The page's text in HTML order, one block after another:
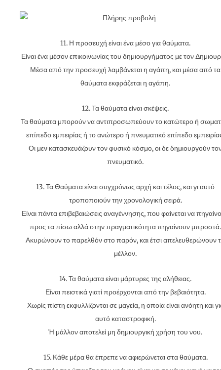
11. Η προσευχή είναι ένα μέσο για θαύματα.
Είναι ένα μέσον επικοινωνίας του δημιουργήματος με τον
Μέσα από την προσευχή λαμβάνεται η αγάπη, και μέσα από τα
θαύματα εκφράζεται η αγάπη.
12. Τα θαύματα είναι σκέψεις.
Τα θαύματα μπορούν να αντιπροσωπεύουν το κατώτερο ή
επίπεδο εμπειρίας ή το ανώτερο ή πνευματικό επίπεδο
Οι μεν κατασκευάζουν τον φυσικό κόσμο, οι δε δημιουργούν
πνευματικό.
13. Τα Θαύματα είναι συγχρόνως αρχή και τέλος, και γι αυτό
τροποποιούν την χρονολογική σειρά.
Είναι πάντα επιβεβαιώσεις αναγέννησης, που φαίνεται να
προς τα πίσω αλλά στην πραγματικότητα πηγαίνουν μπροστά.
Ακυρώνουν το παρελθόν στο παρόν, και έτσι απελευθερώνουν
μέλλον.
14. Τα θαύματα είναι μάρτυρες της αλήθειας.
Είναι πειστικά γιατί προέρχονται από την βεβαιότητα.
Χωρίς πίστη εκφυλλίζονται σε μαγεία, η οποία είναι ανόητη και
αυτό καταστροφική.
Ή μάλλον αποτελεί μη δημιουργική χρήση του νου.
15. Κάθε μέρα θα έπρεπε να αφιερώνεται στα θαύματα.